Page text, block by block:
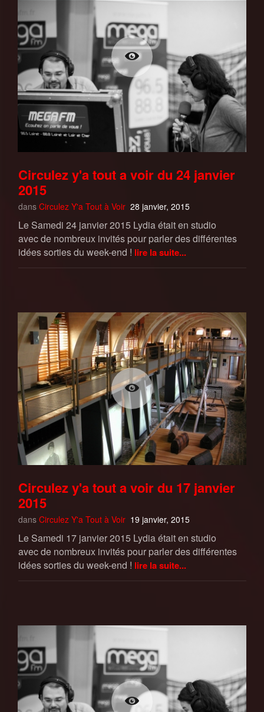
Circulez y'a tout a voir du 24 janvier
2015
dans Circulez Y'a Tout à Voir 28 janvier, 2015
Le Samedi 24 janvier 2015 Lydia était en studio
avec de nombreux invités pour parler des différentes
idées sorties du week-end ! lire la suite...
Circulez y'a tout a voir du 17 janvier
2015
dans Circulez Y'a Tout à Voir 19 janvier, 2015
Le Samedi 17 janvier 2015 Lydia était en studio
avec de nombreux invités pour parler des différentes
idées sorties du week-end ! lire la suite...